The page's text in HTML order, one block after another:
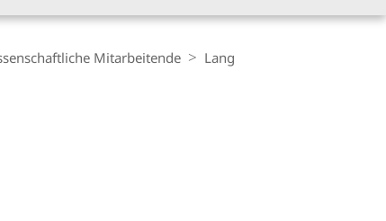
Mitarbeitende Lang